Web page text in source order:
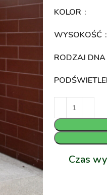
KOLOR
WYSOKOŚĆ
RODZAJ DNA
Czas